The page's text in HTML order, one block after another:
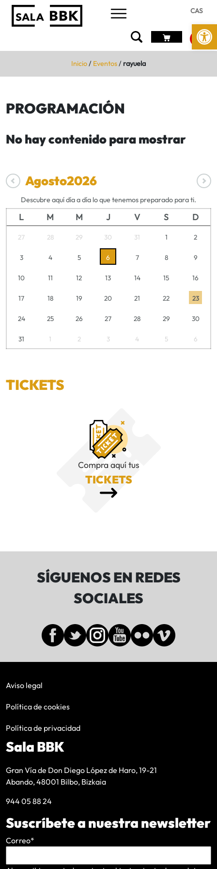
Abrir
CAS
Inicio/ Eventos/ rayuela
PROGRAMACIÓN
No hay contenido para mostrar
Agosto2026
Descubre aquí día a día lo que tenemos preparado para ti.
L M M J V S D
27 28 29 30 31 1 2
3 4 5 6 7 8 9
10 11 12 13 14 15 16
17 18 19 20 21 22 23
24 25 26 27 28 29 30
31 1 2 3 4 5 6
TICKETS
Compra aquí tus
TICKETS
SÍGUENOS EN REDES
SOCIALES
Aviso legal
Política de cookies
Política de privacidad
Sala BBK
Gran Vía de Don Diego López de Haro, 19-21
Abando, 48001 Bilbo, Bizkaia
944 05 88 24
Suscríbete a nuestra newsletter
Correo*